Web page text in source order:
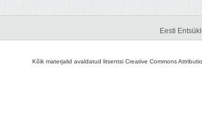
Eesti
Kõik materjalid avaldatud litsentsi Creative Commons